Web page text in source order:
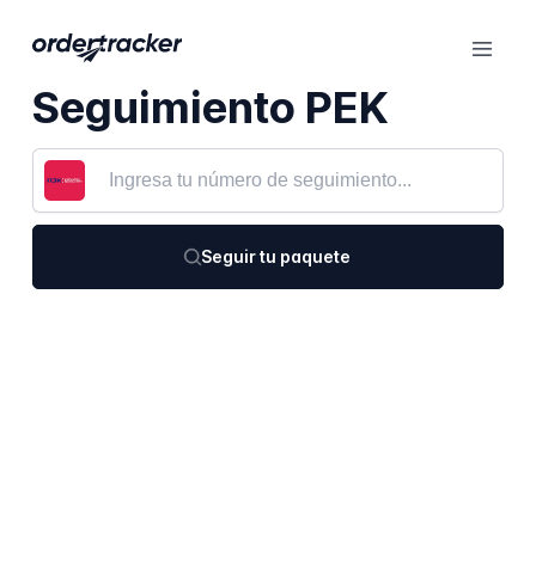
Seguimiento PEK
Seguir tu paquete